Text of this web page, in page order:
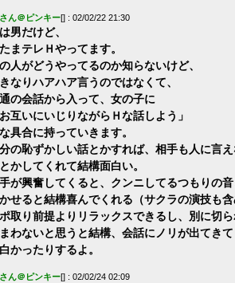
ん＠ピンキー[] : 02/02/22 21:30
男だけど、
まテレＨやってます。
人がどうやってるのか知らないけど、
なりハアハア言うのではなくて、
の会話から入って、女の子に
お互いにいじりながらＨな話しよう」
具合に持っていきます。
の恥ずかしい話とかすれば、相手も人に言
かしてくれて結構面白い。
が興奮してくると、クンニしてるつもりの
せると結構喜んでくれる（サクラの演技も含
取り前提よりリラックスできるし、別に切
わないと思うと結構、会話にノリが出てきて
かったりするよ。
ん＠ピンキー[] : 02/02/24 02:09